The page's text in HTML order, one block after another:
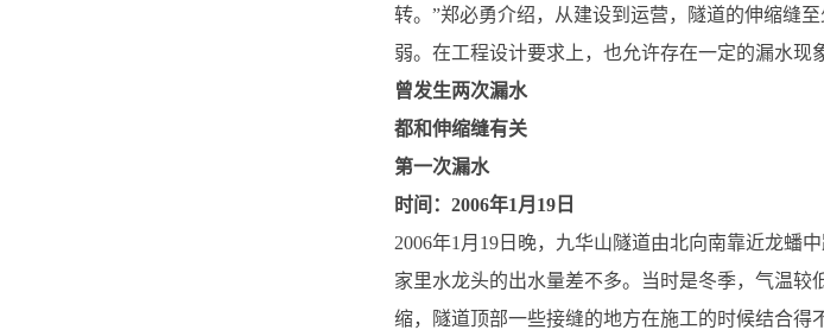
转。”郑必勇介绍，从建设到运营，隧道的伸缩缝
弱。在工程设计要求上，也允许存在一定的漏水现
曾发生两次漏水
都和伸缩缝有关
第一次漏水
时间：2006年1月19日
2006年1月19日晚，九华山隧道由北向南靠近龙蟠
家里水龙头的出水量差不多。当时是冬季，气温
缩，隧道顶部一些接缝的地方在施工的时候结合得